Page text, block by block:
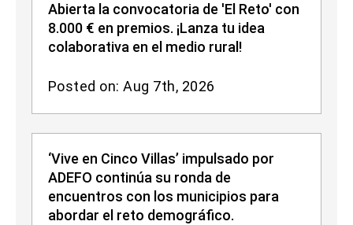
Abierta la convocatoria de 'El Reto' con
8.000 € en premios. ¡Lanza tu idea
colaborativa en el medio rural!
Posted on: Aug 7th, 2026
‘Vive en Cinco Villas’ impulsado por
ADEFO continúa su ronda de
encuentros con los municipios para
abordar el reto demográfico.